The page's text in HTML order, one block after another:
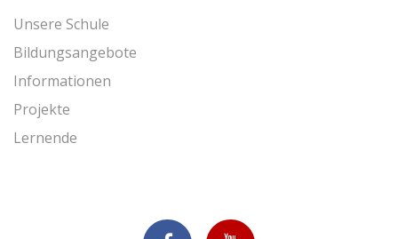
Unsere Schule
Bildungsangebote
Informationen
Projekte
Lernende